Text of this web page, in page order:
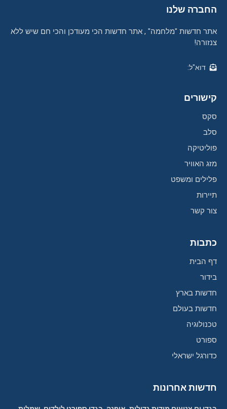
החברה שלנו
אתר חדשות "מלחמה" , אתר חדשות הכי מעודכן והכי חם שיש ללא
צנזורה!
דוא"ל:
קישורים
סקס
סלב
פוליטיקה
מזג האוויר
פלילים ומשפט
תיירות
צור קשר
כתבות
דף הבית
בידור
חדשות בארץ
חדשות בעולם
טכנולוגיה
ספורט
כדורגל ישראלי
חדשות אחרונות